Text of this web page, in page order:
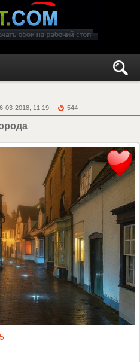
03-2018, 11:19 544